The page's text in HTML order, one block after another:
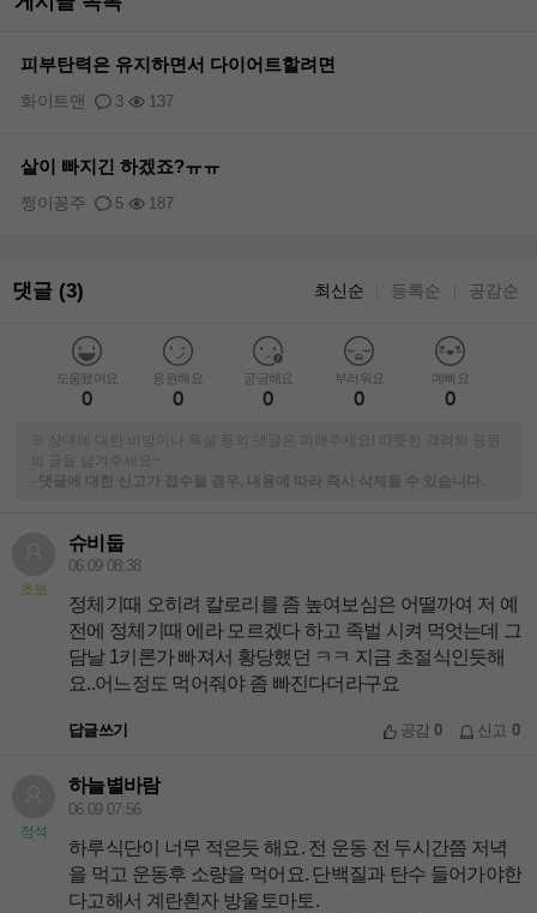
피부탄력은 유지하면서 다이어트할려면
3 137
화이트맨
살이 빠지긴 하겠죠?ㅠㅠ
5 187
쩡이꽁주
댓글 (3) 최신순 등록순 공감순
도움됐어요
0
응원해요
0
궁금해요
0
부러워요
0
예뻐요
0
※ 상대에 대한 비방이나 욕설 등의 댓글은 피해주세요! 따뜻한 격려와 응원
의 글을 남겨주세요~
-
댓글에 대한 신고가 접수될 경우, 내용에 따라 즉시 삭제될 수 있습니다.
초보
슈비둡
06.09 08:38
정체기때 오히려 칼로리를 좀 높여보심은 어떨까여 저 예
전에 정체기때 에라 모르겠다 하고 족벌 시켜 먹엇는데 그
담날 1키론가 빠져서 황당했던 ㅋㅋ 지금 초절식인듯해
요..어느정도 먹어줘야 좀 빠진다더라구요
답글쓰기 공감0 신고 0
정석
하늘별바람
06.09 07:56
하루식단이 너무 적은듯 해요. 전 운동 전 두시간쯤 저녁
을 먹고 운동후 소량을 먹어요. 단백질과 탄수 들어가야한
다고해서 계란흰자 방울토마토.